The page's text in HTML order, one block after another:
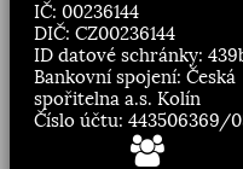
IČ: 00236144
DIČ: CZ00236144
ID datové schránky:
Bankovní spojení: Česká
spořitelna a.s. Kolín
Číslo účtu: 443506369/